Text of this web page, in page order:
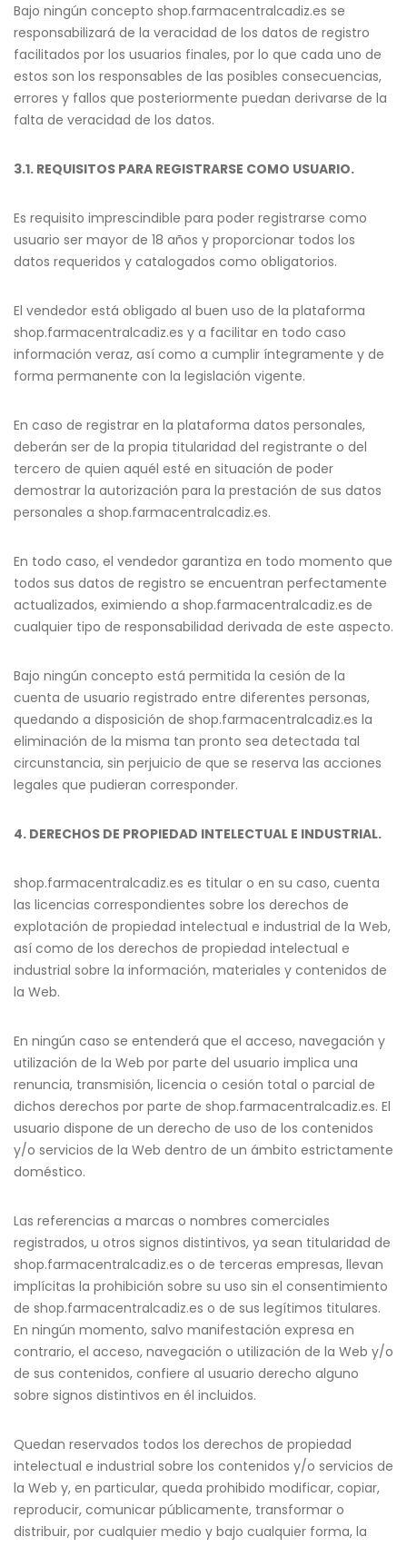
Bajo ningún concepto shop.farmacentralcadiz.es se
responsabilizará de la veracidad de los datos de registro
facilitados por los usuarios finales, por lo que cada uno de
estos son los responsables de las posibles consecuencias,
errores y fallos que posteriormente puedan derivarse de la
falta de veracidad de los datos.
3.1. REQUISITOS PARA REGISTRARSE COMO USUARIO.
Es requisito imprescindible para poder registrarse como
usuario ser mayor de 18 años y proporcionar todos los
datos requeridos y catalogados como obligatorios.
El vendedor está obligado al buen uso de la plataforma
shop.farmacentralcadiz.es y a facilitar en todo caso
información veraz, así como a cumplir íntegramente y de
forma permanente con la legislación vigente.
En caso de registrar en la plataforma datos personales,
deberán ser de la propia titularidad del registrante o del
tercero de quien aquél esté en situación de poder
demostrar la autorización para la prestación de sus datos
personales a shop.farmacentralcadiz.es.
En todo caso, el vendedor garantiza en todo momento que
todos sus datos de registro se encuentran perfectamente
actualizados, eximiendo a shop.farmacentralcadiz.es de
cualquier tipo de responsabilidad derivada de este aspecto.
Bajo ningún concepto está permitida la cesión de la
cuenta de usuario registrado entre diferentes personas,
quedando a disposición de shop.farmacentralcadiz.es la
eliminación de la misma tan pronto sea detectada tal
circunstancia, sin perjuicio de que se reserva las acciones
legales que pudieran corresponder.
4. DERECHOS DE PROPIEDAD INTELECTUAL E INDUSTRIAL.
shop.farmacentralcadiz.es es titular o en su caso, cuenta
las licencias correspondientes sobre los derechos de
explotación de propiedad intelectual e industrial de la Web,
así como de los derechos de propiedad intelectual e
industrial sobre la información, materiales y contenidos de
la Web.
En ningún caso se entenderá que el acceso, navegación y
utilización de la Web por parte del usuario implica una
renuncia, transmisión, licencia o cesión total o parcial de
dichos derechos por parte de shop.farmacentralcadiz.es. El
usuario dispone de un derecho de uso de los contenidos
y/o servicios de la Web dentro de un ámbito estrictamente
doméstico.
Las referencias a marcas o nombres comerciales
registrados, u otros signos distintivos, ya sean titularidad de
shop.farmacentralcadiz.es o de terceras empresas, llevan
implícitas la prohibición sobre su uso sin el consentimiento
de shop.farmacentralcadiz.es o de sus legítimos titulares.
En ningún momento, salvo manifestación expresa en
contrario, el acceso, navegación o utilización de la Web y/o
de sus contenidos, confiere al usuario derecho alguno
sobre signos distintivos en él incluidos.
Quedan reservados todos los derechos de propiedad
intelectual e industrial sobre los contenidos y/o servicios de
la Web y, en particular, queda prohibido modificar, copiar,
reproducir, comunicar públicamente, transformar o
distribuir, por cualquier medio y bajo cualquier forma, la